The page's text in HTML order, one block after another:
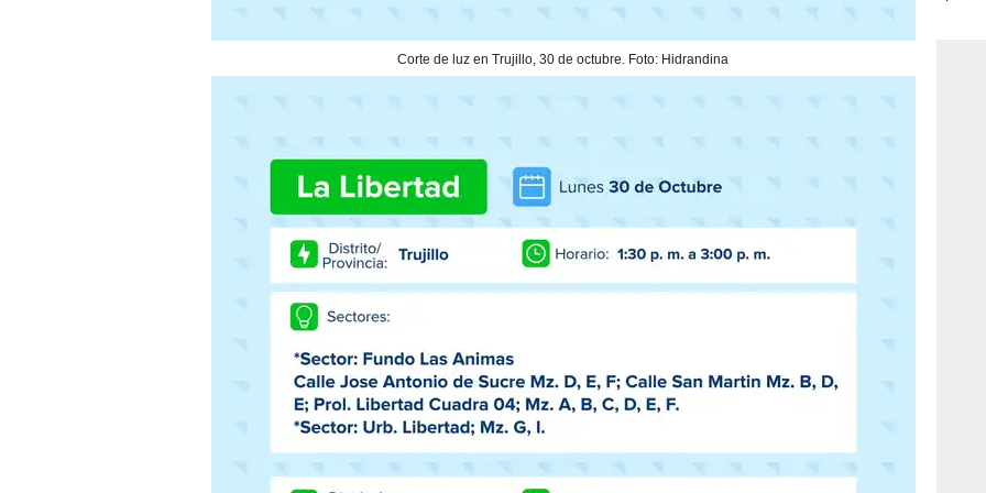
Corte de luz en Trujillo, 30 de octubre. Foto: Hidrandina